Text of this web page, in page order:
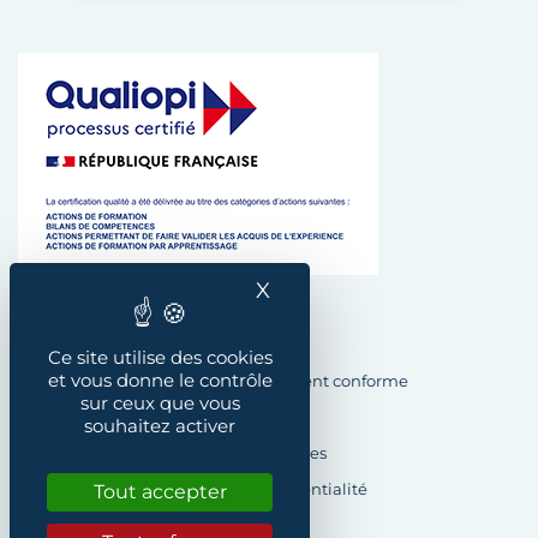
Ce site utilise des cookies
et vous donne le contrôle
sur ceux que vous
souhaitez activer
Tout accepter
X
Accessibilité : Partiellement conforme
Mentions légales
Politique de confidentialité
Cookies